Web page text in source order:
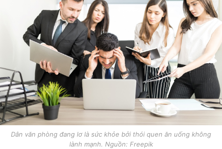
Dân văn phòng đang lơ là sức khỏe bởi thói quen ăn uống không
lành mạnh. Nguồn: Freepik